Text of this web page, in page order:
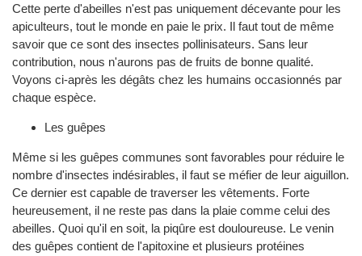
Cette perte d'abeilles n'est pas uniquement décevante pour les
apiculteurs, tout le monde en paie le prix. Il faut tout de même
savoir que ce sont des insectes pollinisateurs. Sans leur
contribution, nous n'aurons pas de fruits de bonne qualité.
Voyons ci-après les dégâts chez les humains occasionnés par
chaque espèce.
Les guêpes
Même si les guêpes communes sont favorables pour réduire le
nombre d'insectes indésirables, il faut se méfier de leur aiguillon.
Ce dernier est capable de traverser les vêtements. Forte
heureusement, il ne reste pas dans la plaie comme celui des
abeilles. Quoi qu'il en soit, la piqûre est douloureuse. Le venin
des guêpes contient de l'apitoxine et plusieurs protéines